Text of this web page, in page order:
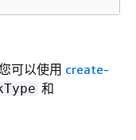
可以使用 create-
和